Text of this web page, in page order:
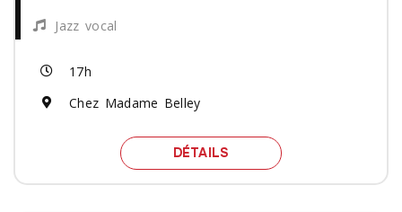
Jazz vocal
17h
Chez Madame Belley
DÉTAILS SPECTACLE SOPHIE